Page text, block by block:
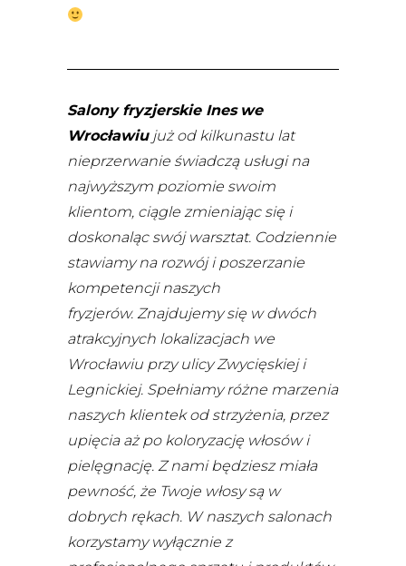
Salony fryzjerskie Ines we
Wrocławiujuż od kilkunastu lat
nieprzerwanie świadczą usługi na
najwyższym poziomie swoim
klientom, ciągle zmieniając się i
doskonaląc swój warsztat. Codziennie
stawiamy na rozwój i poszerzanie
kompetencji naszych
fryzjerów. Znajdujemy się w dwóch
atrakcyjnych lokalizacjach we
Wrocławiu przy ulicy Zwycięskiej i
Legnickiej. Spełniamy różne marzenia
naszych klientek od strzyżenia, przez
upięcia aż po koloryzację włosów i
pielęgnację. Z nami będziesz miała
pewność, że Twoje włosy są w
dobrych rękach. W naszych salonach
korzystamy wyłącznie z